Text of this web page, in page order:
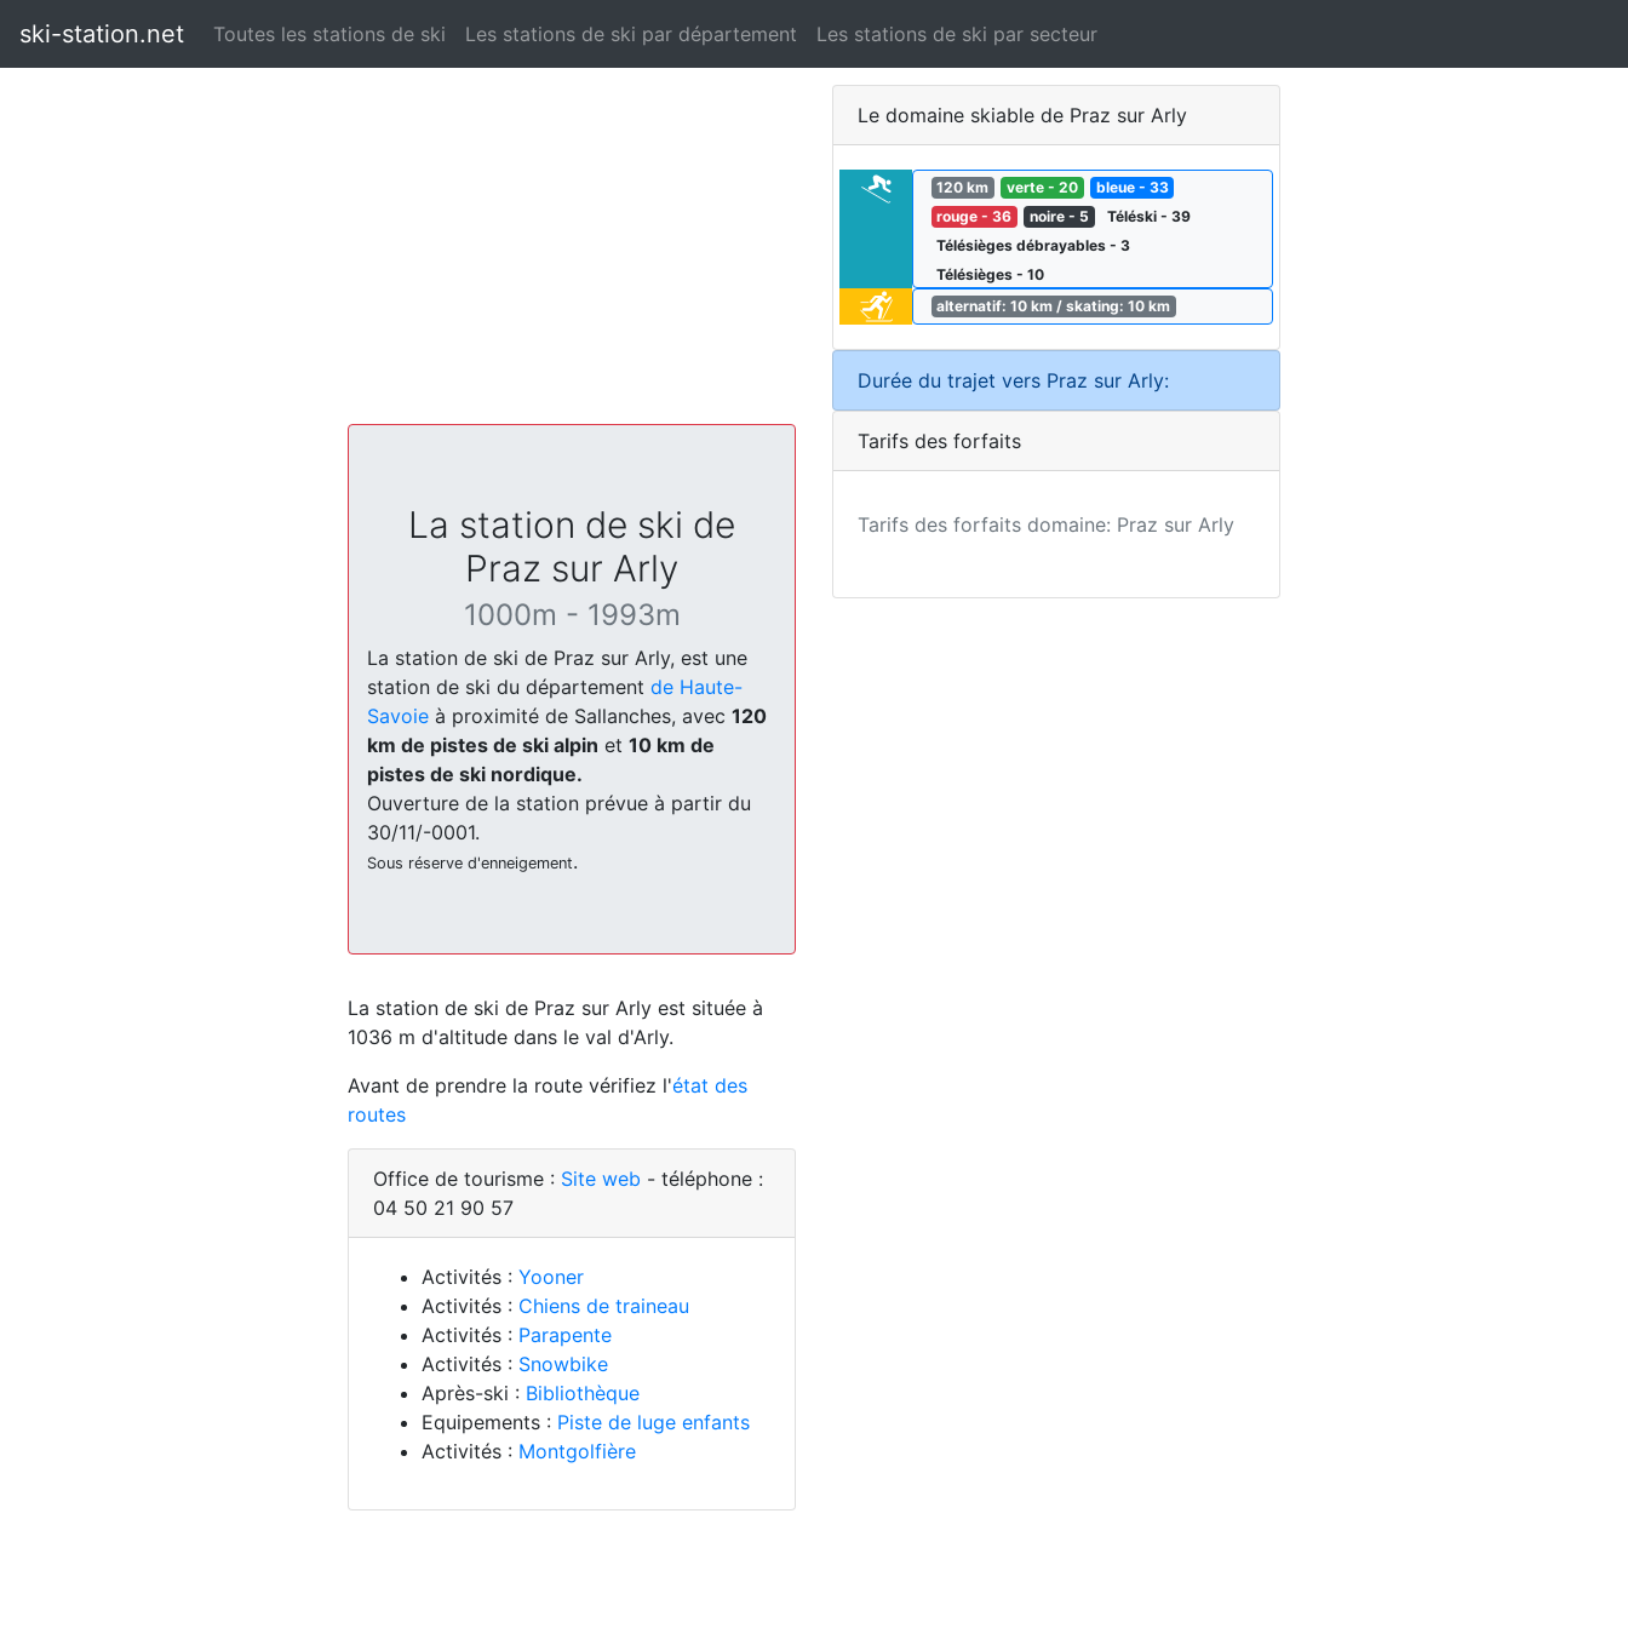
ski-station.net Toutes les stations de ski Les stations de ski par département Les stations de ski par secteur
La station de ski de
Praz sur Arly
1000m - 1993m
La station de ski de Praz sur Arly, est une
station de ski du département de Haute-
Savoie à proximité de Sallanches, avec 120
km de pistes de ski alpin et 10 km de
pistes de ski nordique.
Ouverture de la station prévue à partir du
30/11/-0001.
Sous réserve d'enneigement.
La station de ski de Praz sur Arly est située à
1036 m d'altitude dans le val d'Arly.
Avant de prendre la route vérifiez l'état des
routes
Office de tourisme : Site web - téléphone :
04 50 21 90 57
Activités : Yooner
Activités : Chiens de traineau
Activités : Parapente
Activités : Snowbike
Après-ski : Bibliothèque
Equipements : Piste de luge enfants
Activités : Montgolfière
Le domaine skiable de Praz sur Arly
120 km verte - 20
bleue - 33
rouge - 36
noire - 5
Téléski - 39
Télésièges débrayables - 3
Télésièges - 10
alternatif: 10 km / skating: 10 km
Durée du trajet vers Praz sur Arly:
Tarifs des forfaits
Tarifs des forfaits domaine: Praz sur Arly